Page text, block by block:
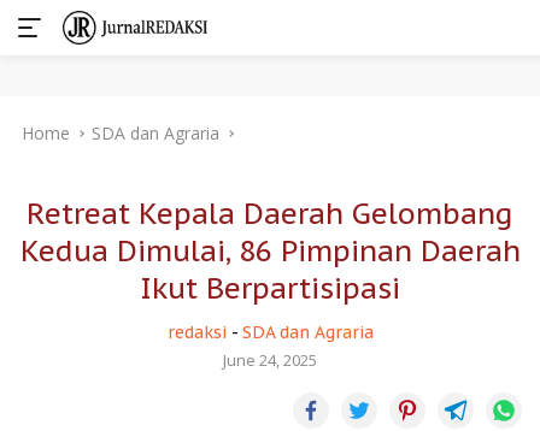
Home SDA dan Agraria
Retreat Kepala Daerah Gelombang
Kedua Dimulai, 86 Pimpinan Daerah
Ikut Berpartisipasi
redaksi - SDA dan Agraria
June 24, 2025